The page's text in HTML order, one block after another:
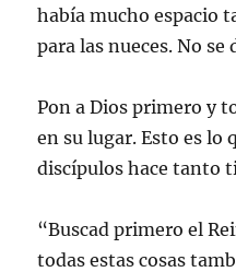
había mucho espacio
para las nueces. No
Pon a Dios primero y
en su lugar. Esto es lo
discípulos hace tanto
“Buscad primero el
todas estas cosas